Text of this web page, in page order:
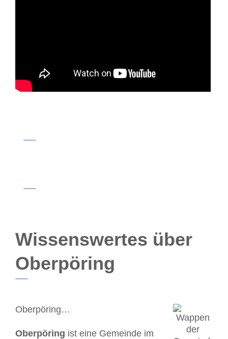
Wissenswertes über
Oberpöring
Oberpöring…
Oberpöring ist eine Gemeinde im